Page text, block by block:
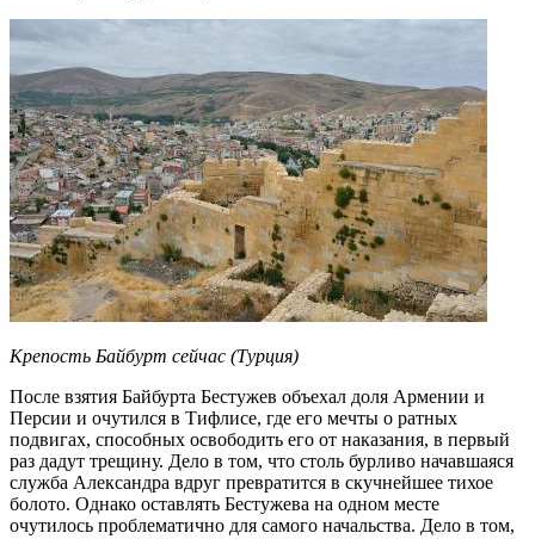
Крепость Байбурт сейчас (Турция)
После взятия Байбурта Бестужев объехал доля Армении и
Персии и очутился в Тифлисе, где его мечты о ратных
подвигах, способных освободить его от наказания, в первый
раз дадут трещину. Дело в том, что столь бурливо начавшаяся
служба Александра вдруг превратится в скучнейшее тихое
болото. Однако оставлять Бестужева на одном месте
очутилось проблематично для самого начальства. Дело в том,